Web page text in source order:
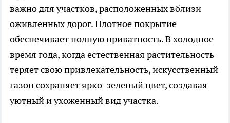
важно для участков, расположенных вблизи
оживленных дорог. Плотное покрытие
обеспечивает полную приватность. В холодное
время года, когда естественная растительность
теряет свою привлекательность, искусственный
газон сохраняет ярко-зеленый цвет, создавая
уютный и ухоженный вид участка.